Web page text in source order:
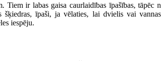
Tiem ir labas gaisa caurlaidības īpašības,
īpaši, ja vēlaties, lai dvielis vai
iespēju.